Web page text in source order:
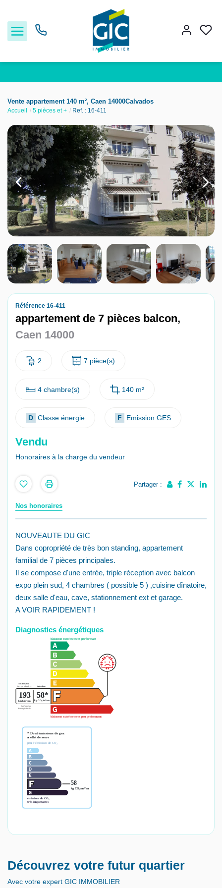
Acheter
Louer
Estimer
Nos services
Nos agences
Nous contacter
Nous rejoindre
Vente appartement 140 m², Caen 14000Calvados
Accueil 5 pièces et + Ref. : 16-411
Référence 16-411
appartement de 7 pièces balcon,
Caen 14000
2 7 pièce(s)
4 chambre(s) 140 m²
D Classe énergie F Emission GES
Vendu
Honoraires à la charge du vendeur
Partager :
Nos honoraires
NOUVEAUTE DU GIC
Dans copropriété de très bon standing, appartement
familial de 7 pièces principales.
Il se compose d'une entrée, triple réception avec balcon
expo plein sud, 4 chambres ( possible 5 ) ,cuisine dînatoire,
deux salle d'eau, cave, stationnement ext et garage.
A VOIR RAPIDEMENT !
Diagnostics énergétiques
Découvrez votre futur quartier
Avec votre expert GIC IMMOBILIER